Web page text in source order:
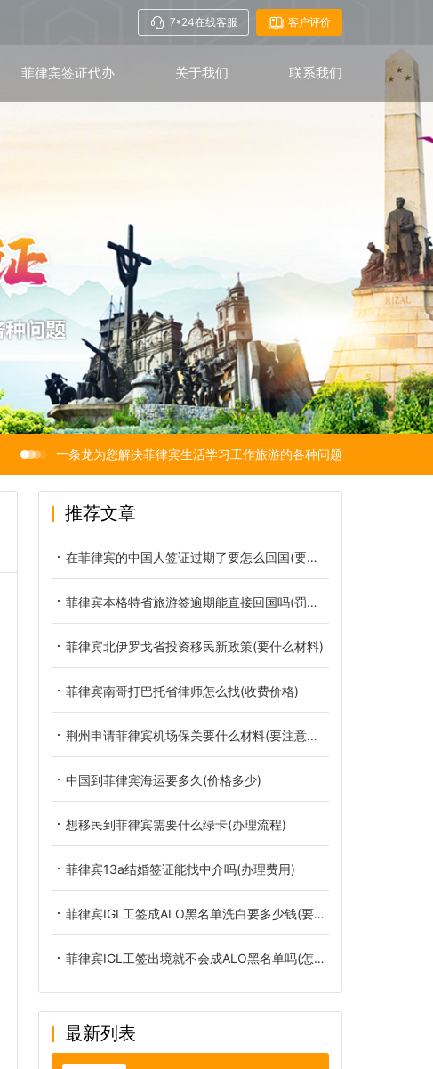
7*24在线客服 客户评价
菲律宾签证代办 关于我们 联系我们
一条龙为您解决菲律宾生活学习工作旅游的各种问题
推荐文章
在菲律宾的中国人签证过期了要怎么回国(要罚多少钱)
菲律宾本格特省旅游签逾期能直接回国吗(罚款多少)
菲律宾北伊罗戈省投资移民新政策(要什么材料)
菲律宾南哥打巴托省律师怎么找(收费价格)
荆州申请菲律宾机场保关要什么材料(要注意哪些)
中国到菲律宾海运要多久(价格多少)
想移民到菲律宾需要什么绿卡(办理流程)
菲律宾13a结婚签证能找中介吗(办理费用)
菲律宾IGL工签成ALO黑名单洗白要多少钱(要多久)
菲律宾IGL工签出境就不会成ALO黑名单吗(怎么洗白)
最新列表